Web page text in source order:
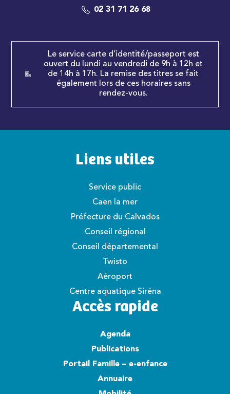
02 31 71 26 68
Le service carte d’identité/passeport est
ouvert du lundi au vendredi de 9h à 12h et
de 14h à 17h. La remise des titres se fait
également lors de ces horaires sans
rendez-vous.
Liens utiles
Service public
Caen la mer
Préfecture du Calvados
Conseil régional
Conseil départemental
Twisto
Aéroport
Centre aquatique Siréna
Accès rapide
Agenda
Publications
Portail Famille – e-enfance
Annuaire